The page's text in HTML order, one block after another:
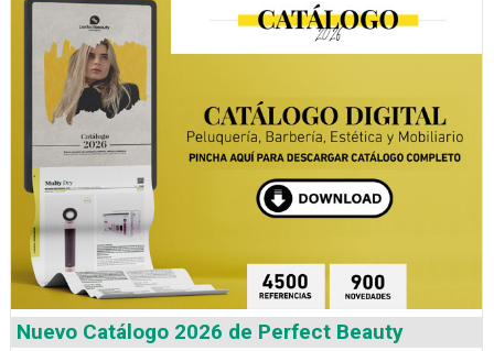
Nuevo Catálogo 2026 de Perfect Beauty